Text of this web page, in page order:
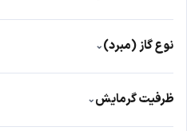
1580
1500
نوع گاز (مبرد)⌄
R410A
R410
ظرفيت گرمايش⌄